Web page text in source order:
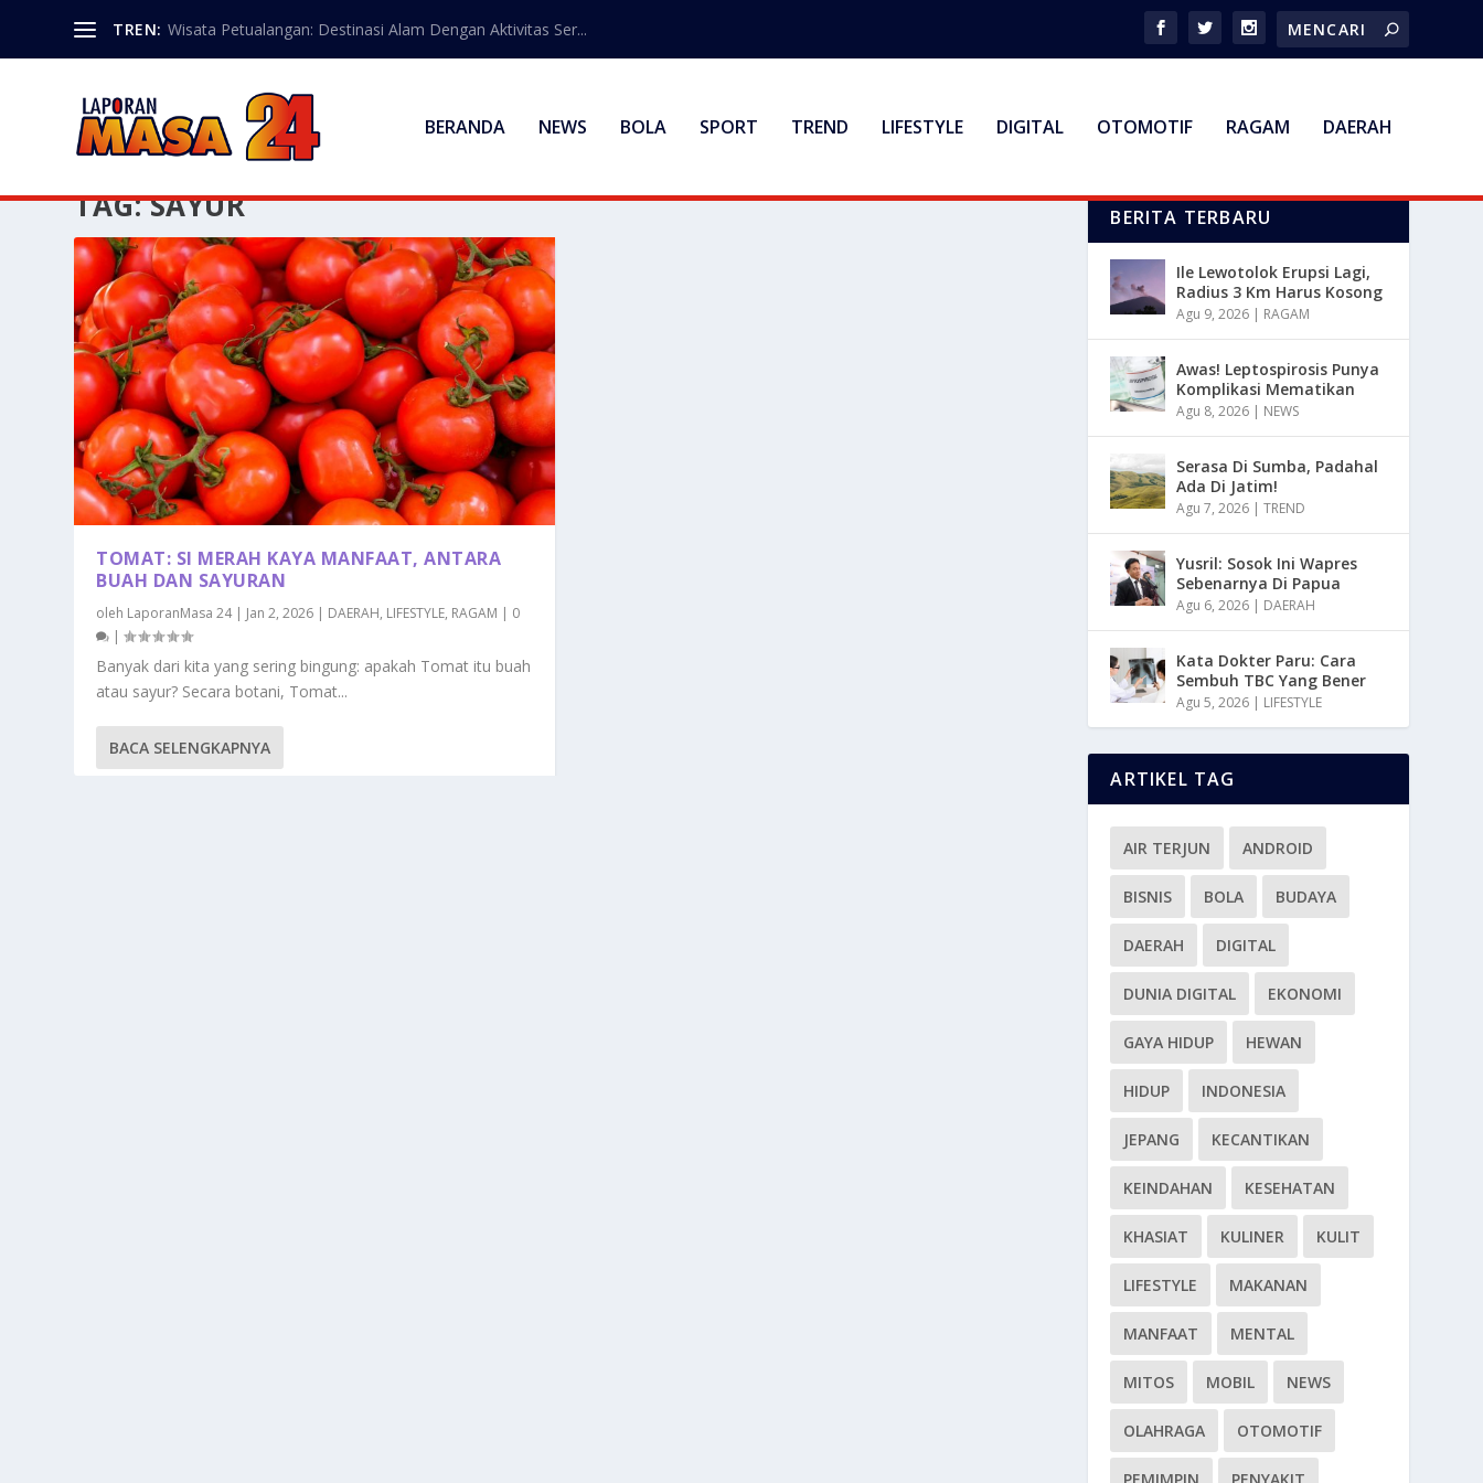
TREN: Wisata Petualangan: Destinasi Alam Dengan Aktivitas Ser...
BERANDA NEWS BOLA SPORT TREND LIFESTYLE DIGITAL OTOMOTIF RAGAM DAERAH
TAG:SAYUR
TOMAT: SI MERAH KAYA MANFAAT, ANTARA
BUAH DAN SAYURAN
oleh LaporanMasa 24| Jan 2, 2026 | DAERAH, LIFESTYLE, RAGAM | 0
|
Banyak dari kita yang sering bingung: apakah Tomat itu buah
atau sayur? Secara botani, Tomat...
BACA SELENGKAPNYA
BERITA TERBARU
Ile Lewotolok Erupsi Lagi,
Radius 3 Km Harus Kosong
Agu 9, 2026 | RAGAM
Awas! Leptospirosis Punya
Komplikasi Mematikan
Agu 8, 2026 | NEWS
Serasa Di Sumba, Padahal
Ada Di Jatim!
Agu 7, 2026 |TREND
Yusril: Sosok Ini Wapres
Sebenarnya Di Papua
Agu 6, 2026 | DAERAH
Kata Dokter Paru: Cara
Sembuh TBC Yang Bener
Agu 5, 2026 | LIFESTYLE
ARTIKEL TAG
AIR TERJUN ANDROID
BISNIS BOLA BUDAYA
DAERAH DIGITAL
DUNIA DIGITAL EKONOMI
GAYA HIDUP HEWAN
HIDUP INDONESIA
JEPANG KECANTIKAN
KEINDAHAN KESEHATAN
KHASIAT KULINER KULIT
LIFESTYLE MAKANAN
MANFAAT MENTAL
MITOS MOBIL NEWS
OLAHRAGA OTOMOTIF